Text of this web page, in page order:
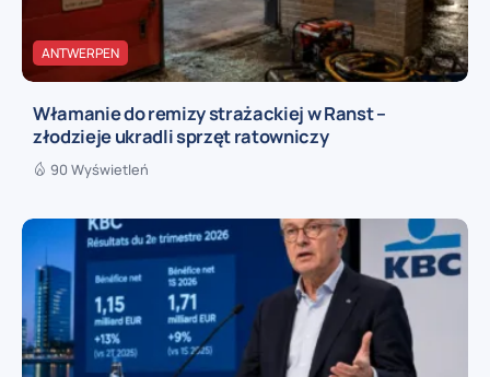
ANTWERPEN
Włamanie do remizy strażackiej w Ranst –
złodzieje ukradli sprzęt ratowniczy
90 Wyświetleń